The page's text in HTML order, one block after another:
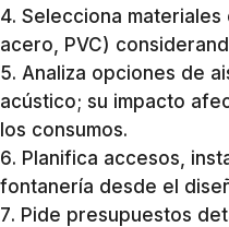
Selecciona materiales
acero, PVC)
Analiza opciones de
acústico; su impacto
los consumos.
Planifica accesos,
fontanería desde el
Pide presupuestos